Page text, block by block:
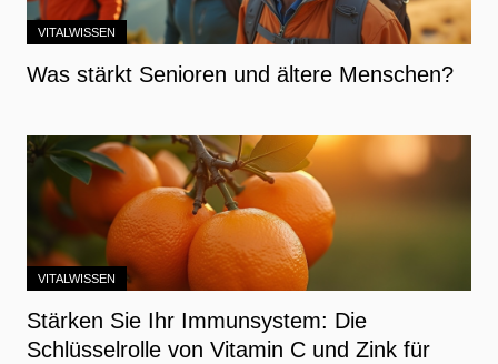
VITALWISSEN
Was stärkt Senioren und ältere Menschen?
VITALWISSEN
Stärken Sie Ihr Immunsystem: Die
Schlüsselrolle von Vitamin C und Zink für